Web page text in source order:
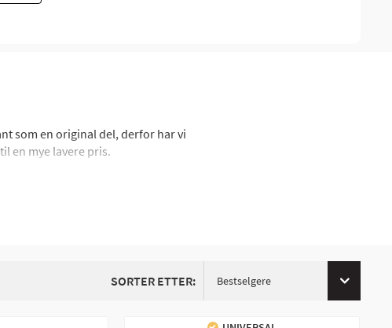
som en original del, derfor har vi
en mye lavere pris.
modell til modell, se produkt for
SORTER ETTER: Bestselgere